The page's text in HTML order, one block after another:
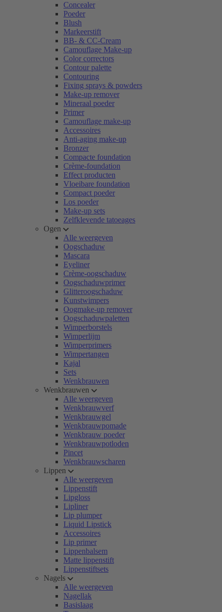
Concealer
Poeder
Blush
Markeerstift
BB- & CC-Cream
Camouflage Make-up
Color correctors
Contour palette
Contouring
Fixing sprays & powders
Make-up remover
Mineraal poeder
Primer
Camouflage make-up
Accessoires
Anti-aging make-up
Bronzer
Compacte foundation
Crème-foundation
Effect producten
Vloeibare foundation
Compact poeder
Los poeder
Make-up sets
Zelfklevende tatoeages
Ogen
Alle weergeven
Oogschaduw
Mascara
Eyeliner
Crème-oogschaduw
Oogschaduwprimer
Glitteroogschaduw
Kunstwimpers
Oogmake-up remover
Oogschaduwpaletten
Wimperborstels
Wimperlijm
Wimperprimers
Wimpertangen
Kajal
Sets
Wenkbrauwen
Wenkbrauwen
Alle weergeven
Wenkbrauwverf
Wenkbrauwgel
Wenkbrauwpomade
Wenkbrauw poeder
Wenkbrauwpotloden
Pincet
Wenkbrauwscharen
Lippen
Alle weergeven
Lippenstift
Lipgloss
Lipliner
Lip plumper
Liquid Lipstick
Accessoires
Lip primer
Lippenbalsem
Matte lippenstift
Lippenstiftsets
Nagels
Alle weergeven
Nagellak
Basislaag